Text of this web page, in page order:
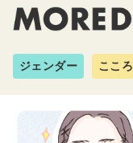
ジェンダー こころ